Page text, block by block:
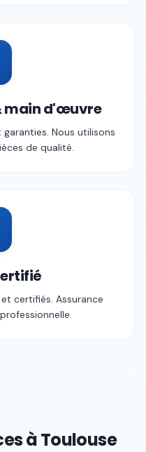
main d'œuvre
Nous utilisons
de qualité.
certifiés. Assurance
àToulouse